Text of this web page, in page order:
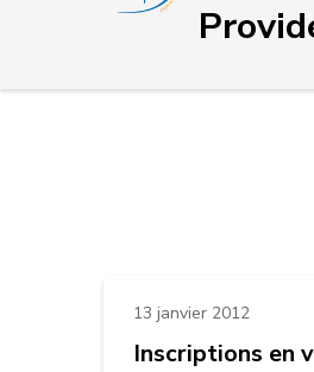
13 janvier 2012
Inscriptions en